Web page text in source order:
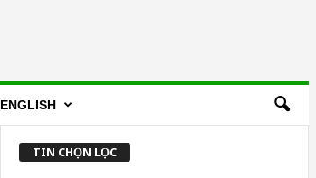
ENGLISH
TIN CHỌN LỌC